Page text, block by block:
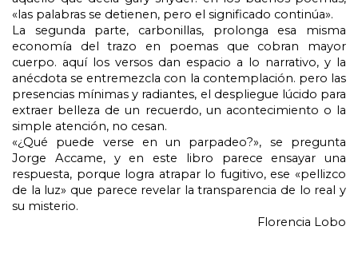
«las palabras se detienen, pero el significado continúa».
La segunda parte, carbonillas, prolonga esa misma
economía del trazo en poemas que cobran mayor
cuerpo. aquí los versos dan espacio a lo narrativo, y la
anécdota se entremezcla con la contemplación. pero las
presencias mínimas y radiantes, el despliegue lúcido para
extraer belleza de un recuerdo, un acontecimiento o la
simple atención, no cesan.
«¿Qué puede verse en un parpadeo?», se pregunta
Jorge Accame, y en este libro parece ensayar una
respuesta, porque logra atrapar lo fugitivo, ese «pellizco
de la luz» que parece revelar la transparencia de lo real y
su misterio.
Florencia Lobo